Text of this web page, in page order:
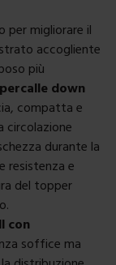
migliorare il
accogliente
più
down
compatta e
circolazione
durante la
resistenza e
del topper
con
soffice ma